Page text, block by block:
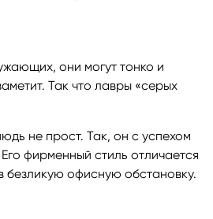
они могут тонко и
Так что лавры «серых
не прост. Так, он с успехом
фирменный стиль отличается
офисную обстановку.